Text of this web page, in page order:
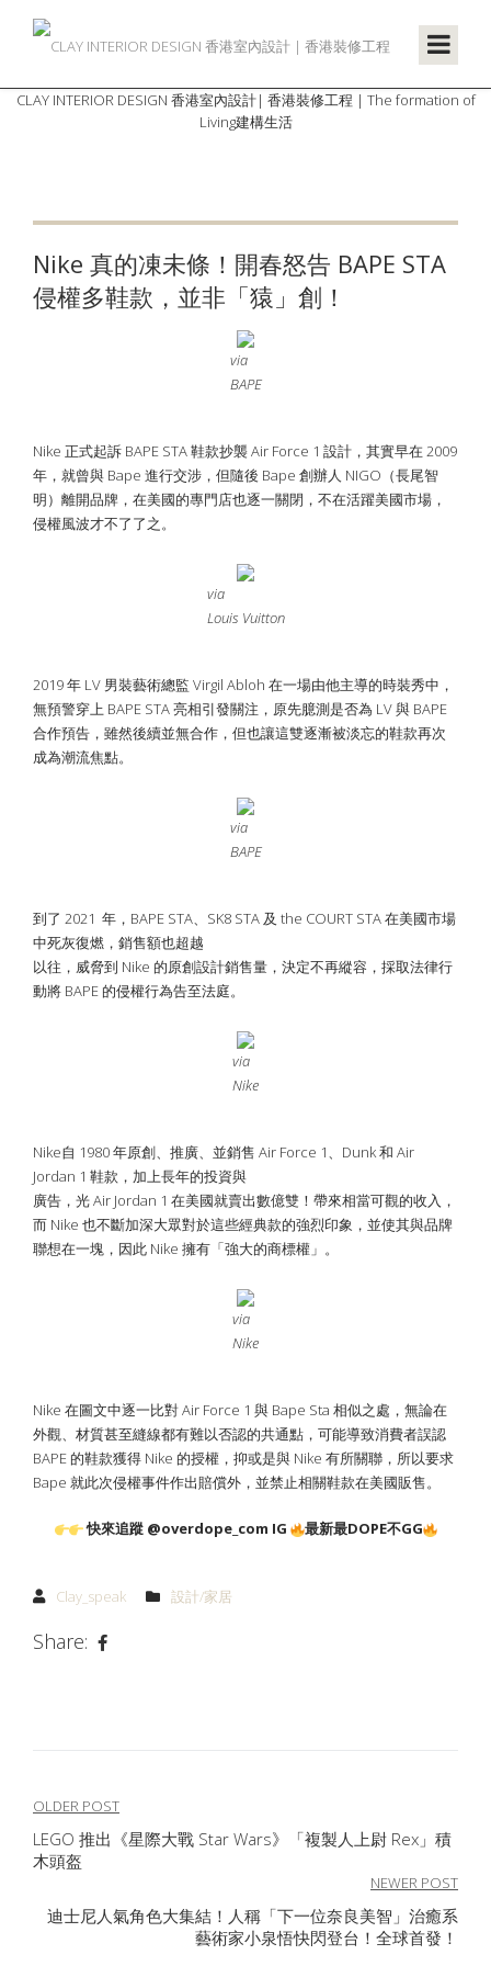
CLAY INTERIOR DESIGN 香港室內設計| 香港裝修工程 | The formation of
Living建構生活
Nike 真的凍未條！開春怒告 BAPE STA
侵權多鞋款，並非「猿」創！
via
BAPE
Nike 正式起訴 BAPE STA 鞋款抄襲 Air Force 1 設計，其實早在 2009
年，就曾與 Bape 進行交涉，但隨後 Bape 創辦人 NIGO（長尾智
明）離開品牌，在美國的專門店也逐一關閉，不在活躍美國市場，
侵權風波才不了了之。
via
Louis Vuitton
2019 年 LV 男裝藝術總監 Virgil Abloh 在一場由他主導的時裝秀中，
無預警穿上 BAPE STA 亮相引發關注，原先臆測是否為 LV 與 BAPE
合作預告，雖然後續並無合作，但也讓這雙逐漸被淡忘的鞋款再次
成為潮流焦點。
via
BAPE
到了 2021 年，BAPE STA、SK8 STA 及 the COURT STA 在美國市場
中死灰復燃，銷售額也超越
以往，威脅到 Nike 的原創設計銷售量，決定不再縱容，採取法律行
動將 BAPE 的侵權行為告至法庭。
via
Nike
Nike自 1980 年原創、推廣、並銷售 Air Force 1、Dunk 和 Air
Jordan 1 鞋款，加上長年的投資與
廣告，光 Air Jordan 1 在美國就賣出數億雙！帶來相當可觀的收入，
而 Nike 也不斷加深大眾對於這些經典款的強烈印象，並使其與品牌
聯想在一塊，因此 Nike 擁有「強大的商標權」。
via
Nike
Nike 在圖文中逐一比對 Air Force 1 與 Bape Sta 相似之處，無論在
外觀、材質甚至縫線都有難以否認的共通點，可能導致消費者誤認
BAPE 的鞋款獲得 Nike 的授權，抑或是與 Nike 有所關聯，所以要求
Bape 就此次侵權事件作出賠償外，並禁止相關鞋款在美國販售。
快來追蹤 @overdope_com IG 最新最DOPE不GG
Clay_speak 設計/家居
Share:
文
章
覽
OLDER POST
LEGO 推出《星際大戰 Star Wars》「複製人上尉 Rex」積
木頭盔
NEWER POST
迪士尼人氣角色大集結！人稱「下一位奈良美智」治癒系
藝術家小泉悟快閃登台！全球首發！